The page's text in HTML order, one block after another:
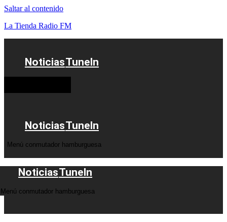
Saltar al contenido
La Tienda Radio FM
NoticiasTuneIn
NoticiasTuneIn
Menú conmutador hamburguesa
NoticiasTuneIn
Menú conmutador hamburguesa